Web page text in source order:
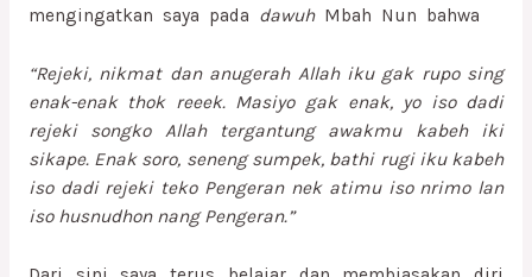
mengingatkan saya pada dawuh Mbah Nun bahwa
“Rejeki, nikmat dan anugerah Allah iku gak rupo sing
enak-enak thok reeek. Masiyo gak enak, yo iso dadi
rejeki songko Allah tergantung awakmu kabeh iki
sikape. Enak soro, seneng sumpek, bathi rugi iku kabeh
iso dadi rejeki teko Pengeran nek atimu iso nrimo lan
iso husnudhon nang Pengeran.”